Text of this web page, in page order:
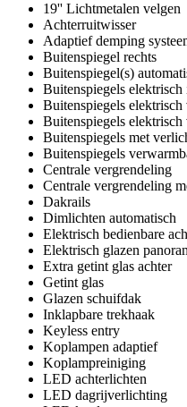
19'' Lichtmetalen velgen
Achterruitwisser
Adaptief demping
Buitenspiegel rechts
Buitenspiegel(s)
Buitenspiegels elektrisch
Buitenspiegels
Buitenspiegels elektrisch
Buitenspiegels met
Buitenspiegels
Centrale vergrendeling
Centrale vergrendeling
Dakrails
Dimlichten automatisch
Elektrisch bedienbare
Elektrisch glazen
Extra getint glas achter
Getint glas
Glazen schuifdak
Inklapbare trekhaak
Keyless entry
Koplampen adaptief
Koplampreiniging
LED achterlichten
LED dagrijverlichting